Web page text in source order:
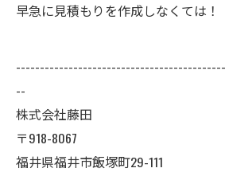
早急に見積もりを作成しなくては！
--
株式会社藤田
〒918-8067
福井県福井市飯塚町29-111